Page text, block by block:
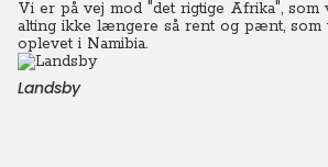
Vi er på vej mod "det rigtige Afrika", som
alting ikke længere så rent og pænt, som
oplevet i Namibia.
Landsby